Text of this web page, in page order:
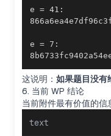
这说明： 如果题目没有
6. 当前 WP 结论
当前附件最有价值的信
text